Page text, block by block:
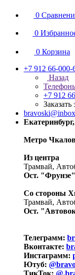
0
0
0 Корзина
+7 912 66-000-
Назад
+7 912
Заказать
Метро
Из центра
Трамвай,
Ост. "Фрунзе"
Со стороны
Трамвай,
Ост.
Телеграмм:
Вконтакте:
Инстаграмм:
Ютуб:
ТикТок: